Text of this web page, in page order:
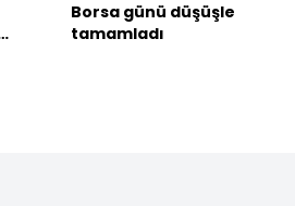
Borsa günü düşüşle
tamamladı